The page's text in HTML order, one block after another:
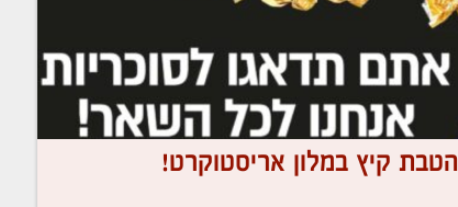
הטבת קיץ במלון אריסטוקרט!